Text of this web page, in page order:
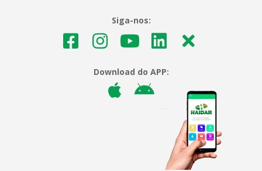
Siga-nos:
Download do APP: